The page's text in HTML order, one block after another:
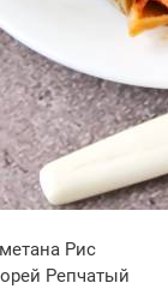
Рис
Репчатый